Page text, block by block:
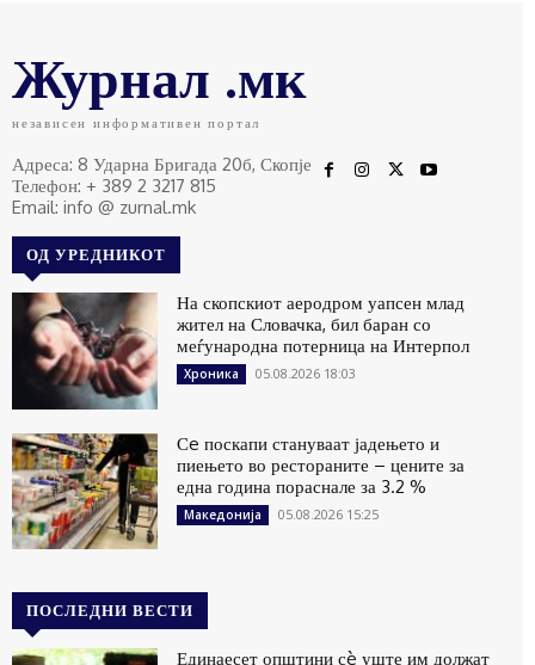
Журнал .мк
независен информативен портал
Адреса: 8 Ударна Бригада 20б, Скопје
Телефон: + 389 2 3217 815
Email: info @ zurnal.mk
ОД УРЕДНИКОТ
На скопскиот аеродром уапсен млад
жител на Словачка, бил баран со
меѓународна потерница на Интерпол
Хроника 05.08.2026 18:03
Сe поскапи стануваат јадењето и
пиењето во рестораните – цените за
една година пораснале за 3.2 %
Македонија 05.08.2026 15:25
ПОСЛЕДНИ ВЕСТИ
Единаесет општини сè уште им должат